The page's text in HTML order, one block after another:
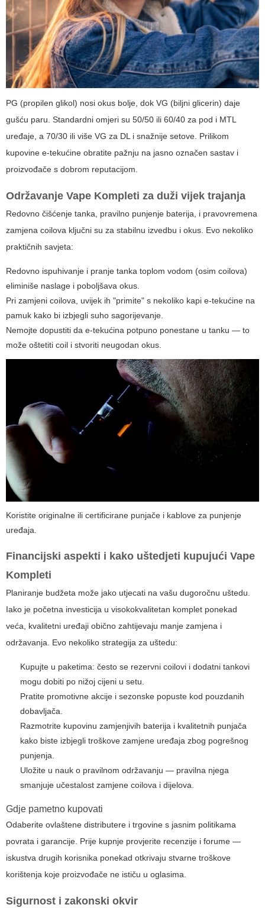
PG (propilen glikol) nosi okus bolje, dok VG (biljni glicerin) daje
gušću paru. Standardni omjeri su 50/50 ili 60/40 za pod i MTL
uređaje, a 70/30 ili više VG za DL i snažnije setove. Prilikom
kupovine e-tekućine obratite pažnju na jasno označen sastav i
proizvođače s dobrom reputacijom.
Održavanje Vape Kompleti za duži vijek trajanja
Redovno čišćenje tanka, pravilno punjenje baterija, i pravovremena
zamjena coilova ključni su za stabilnu izvedbu i okus. Evo nekoliko
praktičnih savjeta:
Redovno ispuhivanje i pranje tanka toplom vodom (osim coilova)
eliminiše naslage i poboljšava okus.
Pri zamjeni coilova, uvijek ih "primite" s nekoliko kapi e-tekućine na
pamuk kako bi izbjegli suho sagorijevanje.
Nemojte dopustiti da e-tekućina potpuno ponestane u tanku — to
može oštetiti coil i stvoriti neugodan okus.
Koristite originalne ili certificirane punjače i kablove za punjenje
uređaja.
Financijski aspekti i kako uštedjeti kupujući Vape
Kompleti
Planiranje budžeta može jako utjecati na vašu dugoročnu uštedu.
Iako je početna investicija u visokokvalitetan komplet ponekad
veća, kvalitetni uređaji obično zahtijevaju manje zamjena i
održavanja. Evo nekoliko strategija za uštedu:
Kupujte u paketima: često se rezervni coilovi i dodatni tankovi
mogu dobiti po nižoj cijeni u setu.
Pratite promotivne akcije i sezonske popuste kod pouzdanih
dobavljača.
Razmotrite kupovinu zamjenjivih baterija i kvalitetnih punjača
kako biste izbjegli troškove zamjene uređaja zbog pogrešnog
punjenja.
Uložite u nauk o pravilnom održavanju — pravilna njega
smanjuje učestalost zamjene coilova i dijelova.
Gdje pametno kupovati
Odaberite ovlaštene distributere i trgovine s jasnim politikama
povrata i garancije. Prije kupnje provjerite recenzije i forume —
iskustva drugih korisnika ponekad otkrivaju stvarne troškove
korištenja koje proizvođače ne ističu u oglasima.
Sigurnost i zakonski okvir